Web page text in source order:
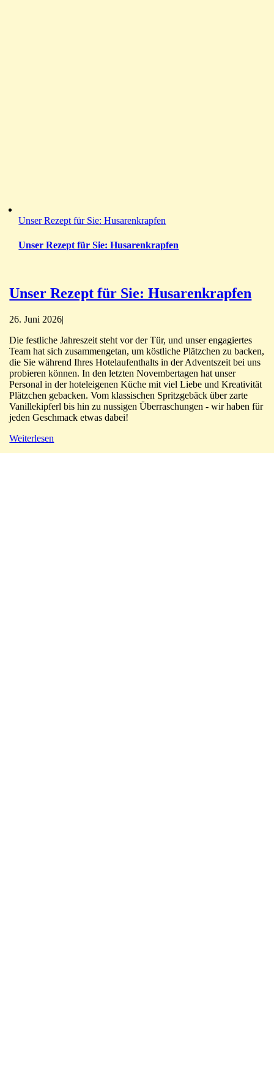
Unser Rezept für Sie: Husarenkrapfen
Unser Rezept für Sie: Husarenkrapfen
Unser Rezept für Sie: Husarenkrapfen
26. Juni 2026|
Die festliche Jahreszeit steht vor der Tür, und unser engagiertes
Team hat sich zusammengetan, um köstliche Plätzchen zu backen,
die Sie während Ihres Hotelaufenthalts in der Adventszeit bei uns
probieren können. In den letzten Novembertagen hat unser
Personal in der hoteleigenen Küche mit viel Liebe und Kreativität
Plätzchen gebacken. Vom klassischen Spritzgebäck über zarte
Vanillekipferl bis hin zu nussigen Überraschungen - wir haben für
jeden Geschmack etwas dabei!
Weiterlesen